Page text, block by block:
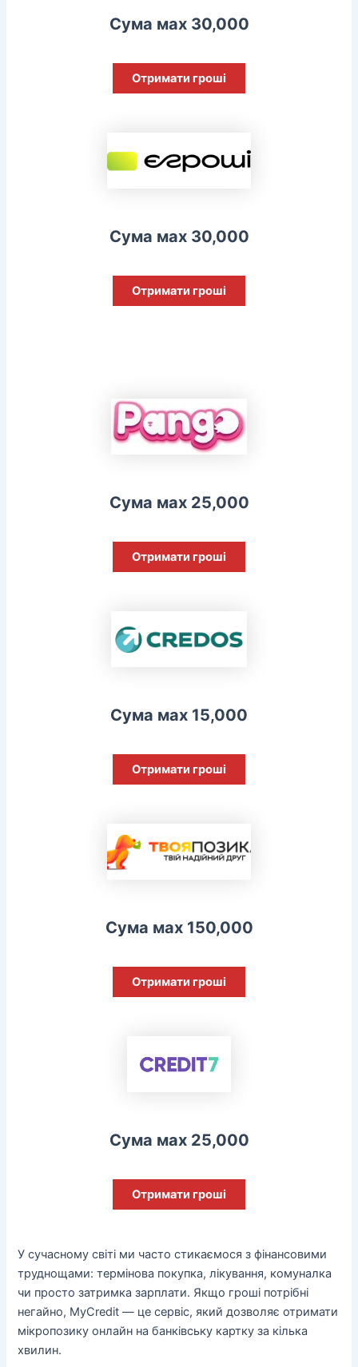
Сума мах 30,000
Отримати гроші
Сума мах 30,000
Отримати гроші
Сума мах 25,000
Отримати гроші
Сума мах 15,000
Отримати гроші
Сума мах 150,000
Отримати гроші
Сума мах 25,000
Отримати гроші
У сучасному світі ми часто стикаємося з фінансовими
труднощами: термінова покупка, лікування, комуналка
чи просто затримка зарплати. Якщо гроші потрібні
негайно, MyCredit — це сервіс, який дозволяє отримати
мікропозику онлайн на банківську картку за кілька
хвилин.